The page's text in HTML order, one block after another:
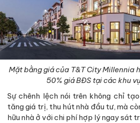
Mặt bằng giá của T&T City Millennia
50% giá BĐS tại các khu
Sự chênh lệch nói trên không chỉ
tăng giá trị, thu hút nhà đầu tư, mà
hữu nhà ở với chi phí hợp lý ngay sát